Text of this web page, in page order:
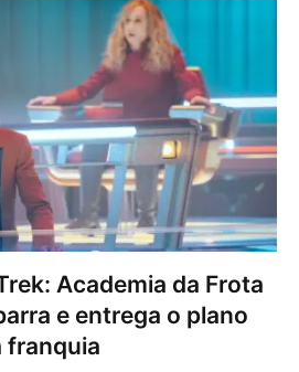
Academia da Frota
e entrega o plano
franquia